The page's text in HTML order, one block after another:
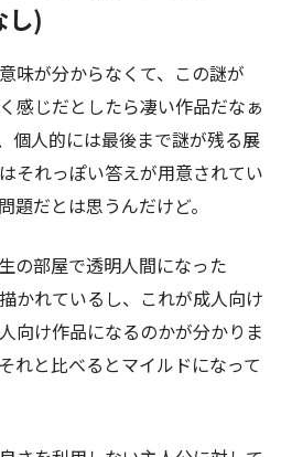
し)
味が分からなくて、この謎が
感じだとしたら凄い作品だなぁ
個人的には最後まで謎が残る展
それっぽい答えが用意されてい
題だとは思うんだけど。
の部屋で透明人間になった
かれているし、これが成人向け
向け作品になるのかが分かりま
れと比べるとマイルドになって